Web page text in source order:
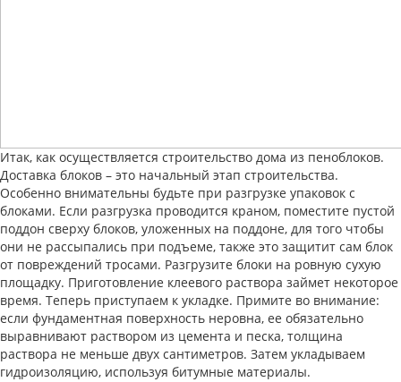
Итак, как осуществляется строительство дома из пеноблоков.
Доставка блоков – это начальный этап строительства.
Особенно внимательны будьте при разгрузке упаковок с
блоками. Если разгрузка проводится краном, поместите пустой
поддон сверху блоков, уложенных на поддоне, для того чтобы
они не рассыпались при подъеме, также это защитит сам блок
от повреждений тросами. Разгрузите блоки на ровную сухую
площадку. Приготовление клеевого раствора займет некоторое
время. Теперь приступаем к укладке. Примите во внимание:
если фундаментная поверхность неровна, ее обязательно
выравнивают раствором из цемента и песка, толщина
раствора не меньше двух сантиметров. Затем укладываем
гидроизоляцию, используя битумные материалы.